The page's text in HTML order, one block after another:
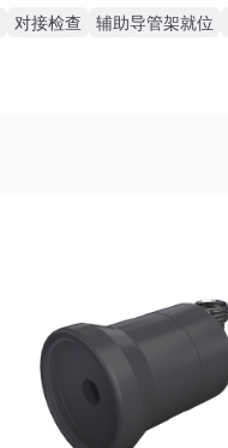
对接检查 辅助导管架就位